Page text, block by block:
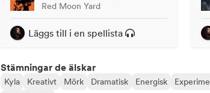
Red Moon Yard
Läggs till i en spellista
Stämningar de älskar
Kyla Kreativt Mörk Dramatisk Energisk